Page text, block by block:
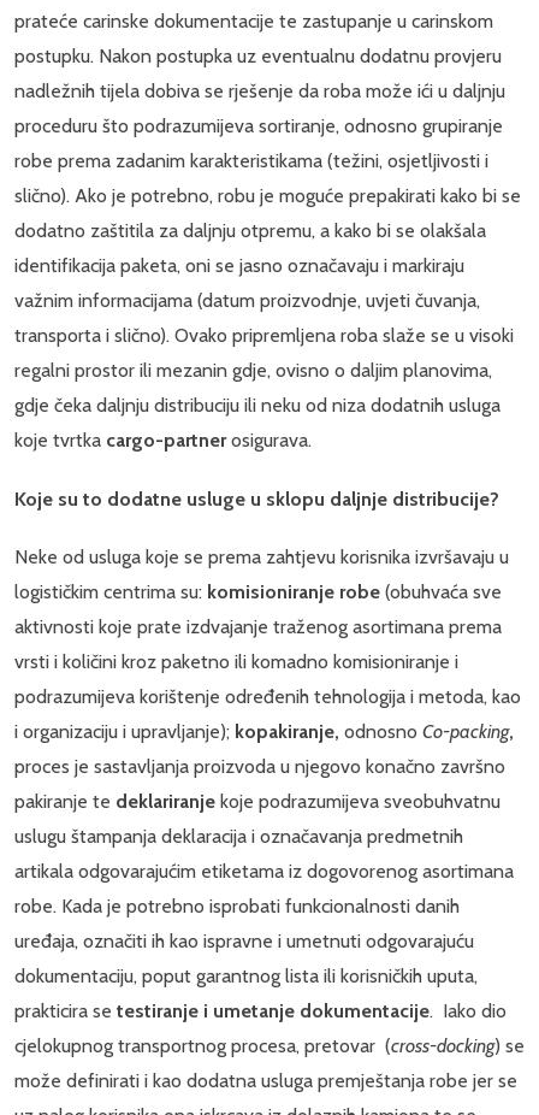
prateće carinske dokumentacije te zastupanje u carinskom
postupku. Nakon postupka uz eventualnu dodatnu provjeru
nadležnih tijela dobiva se rješenje da roba može ići u daljnju
proceduru što podrazumijeva sortiranje, odnosno grupiranje
robe prema zadanim karakteristikama (težini, osjetljivosti i
slično). Ako je potrebno, robu je moguće prepakirati kako bi se
dodatno zaštitila za daljnju otpremu, a kako bi se olakšala
identifikacija paketa, oni se jasno označavaju i markiraju
važnim informacijama (datum proizvodnje, uvjeti čuvanja,
transporta i slično). Ovako pripremljena roba slaže se u visoki
regalni prostor ili mezanin gdje, ovisno o daljim planovima,
gdje čeka daljnju distribuciju ili neku od niza dodatnih usluga
koje tvrtka cargo-partnerosigurava.
Koje su to dodatne usluge u sklopu daljnje distribucije?
Neke od usluga koje se prema zahtjevu korisnika izvršavaju u
logističkim centrima su: komisioniranje robe (obuhvaća sve
aktivnosti koje prate izdvajanje traženog asortimana prema
vrsti i količini kroz paketno ili komadno komisioniranje i
podrazumijeva korištenje određenih tehnologija i metoda, kao
i organizaciju i upravljanje); kopakiranje, odnosno Co-packing,
proces je sastavljanja proizvoda u njegovo konačno završno
pakiranje te deklariranje koje podrazumijeva sveobuhvatnu
uslugu štampanja deklaracija i označavanja predmetnih
artikala odgovarajućim etiketama iz dogovorenog asortimana
robe. Kada je potrebno isprobati funkcionalnosti danih
uređaja, označiti ih kao ispravne i umetnuti odgovarajuću
dokumentaciju, poput garantnog lista ili korisničkih uputa,
prakticira se testiranje i umetanje dokumentacije. Iako dio
cjelokupnog transportnog procesa, pretovar (cross-docking) se
može definirati i kao dodatna usluga premještanja robe jer se